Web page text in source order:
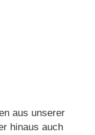
aus unserer
hinaus auch